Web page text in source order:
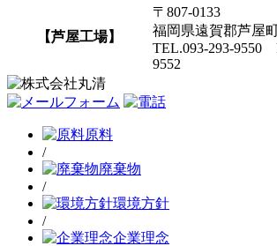
【芦屋工場】
〒807-0133
福岡県遠賀郡芦屋
TEL.093-293-9550
9552
原料
/
廃棄物
/
環境方針
/
企業理念